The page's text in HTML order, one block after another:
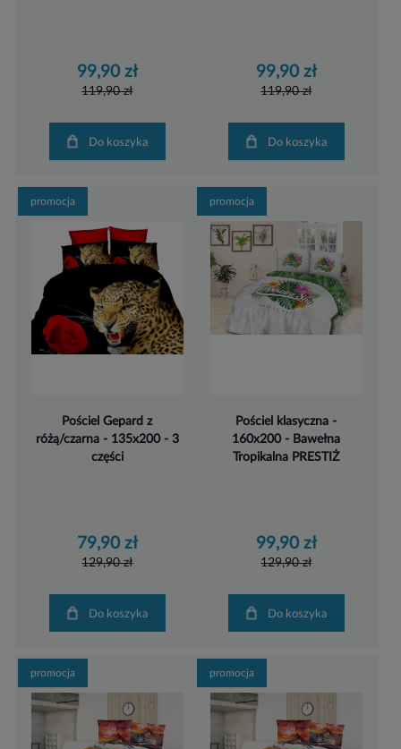
99,90 zł
119,90 zł
Do koszyka
99,90 zł
119,90 zł
Do koszyka
Pościel Gepard z
różą/czarna - 135x200 - 3
części
79,90 zł
129,90 zł
Do koszyka
promocja
Pościel klasyczna -
160x200 - Bawełna
Tropikalna PRESTIŻ
99,90 zł
129,90 zł
Do koszyka
promocja
promocja promocja